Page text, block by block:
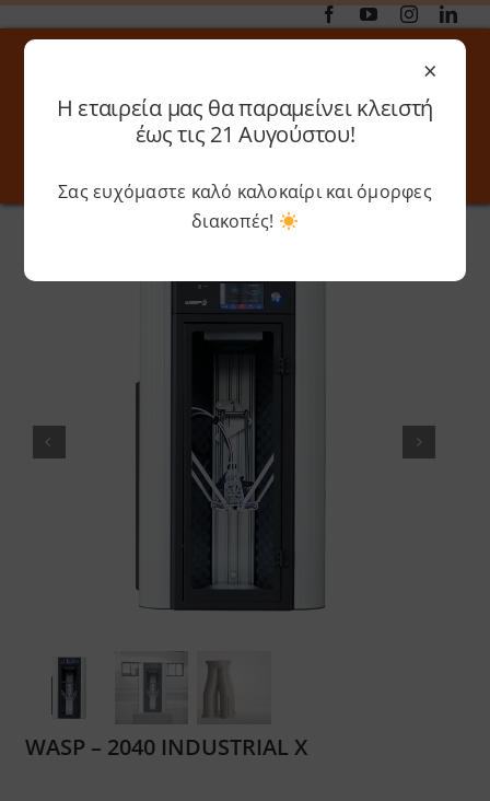
Μετάβαση
στο
Αναζήτηση
Toggle
Online 3D Printing
Outlet
Shop
Software
Blog
Toggle
Λογαριασμός
WASP – 2040 INDUSTRIAL X
WASP – 2040 INDUSTRIAL X
×
Η εταιρεία μας θα παραμείνει κλειστή
έως τις 21 Αυγούστου!
Σας ευχόμαστε καλό καλοκαίρι και όμορφες
διακοπές!